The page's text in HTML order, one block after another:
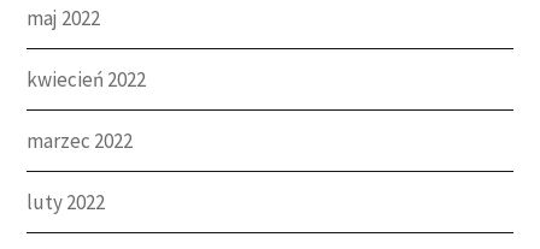
maj 2022
kwiecień 2022
marzec 2022
luty 2022